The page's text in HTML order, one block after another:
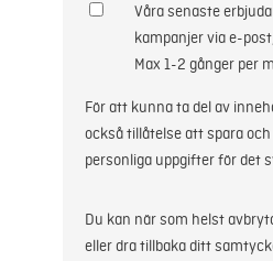
Våra senaste
kampanjer via e-
Max 1-2 gånger per
För att kunna ta del av
också tillåtelse att spara
personliga uppgifter för det
Du kan när som helst
eller dra tillbaka ditt